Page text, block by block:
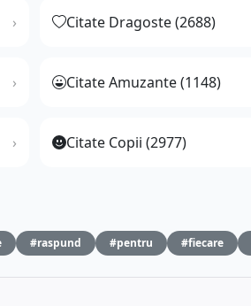
Citate Dragoste (2688)
Citate Amuzante (1148)
Citate Copii (2977)
#raspund #pentru #fiecare